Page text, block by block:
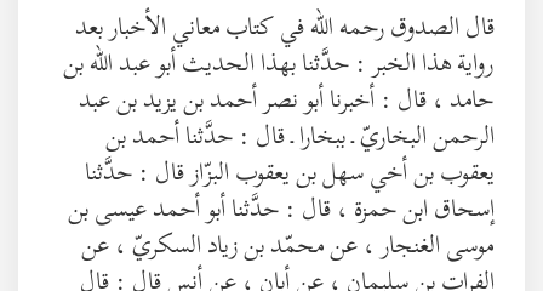
قال الصدوق رحمه الله في كتاب معاني الأخبار بعد
رواية هذا الخبر : حدَّثنا بهذا الحديث أبو عبد الله بن
حامد ، قال : أخبرنا أبو نصر أحمد بن يزيد بن عبد
الرحمن البخاريّ ـ ببخارا ـ قال : حدَّثنا أحمد بن
يعقوب بن أخي سهل بن يعقوب البزّاز قال : حدَّثنا
إسحاق ابن حمزة ، قال : حدَّثنا أبو أحمد عيسى بن
موسى الغنجار ، عن محمّد بن زياد السكريّ ، عن
الفرات بن سليمان ، عن أبان ، عن أنس قال : قال